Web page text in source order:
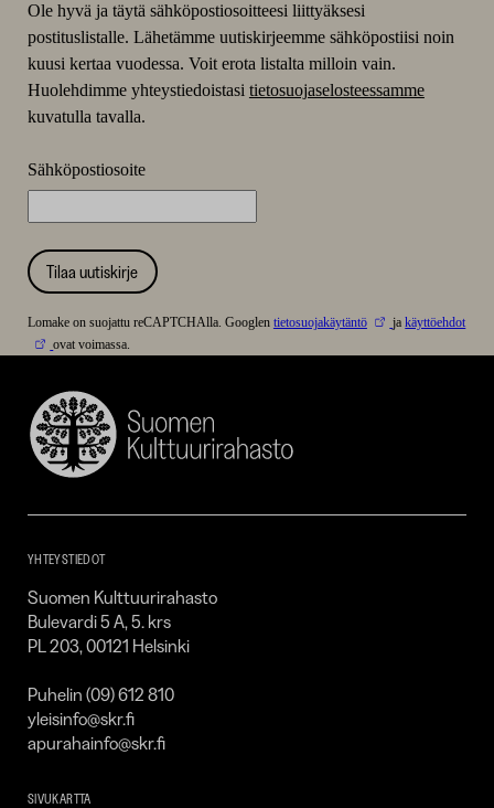
Ole hyvä ja täytä sähköpostiosoitteesi liittyäksesi
postituslistalle. Lähetämme uutiskirjeemme sähköpostiisi noin
kuusi kertaa vuodessa. Voit erota listalta milloin vain.
Huolehdimme yhteystiedoistasi tietosuojaselosteessamme
kuvatulla tavalla.
Sähköpostiosoite
Tilaa uutiskirje
Lomake on suojattu reCAPTCHAlla. Googlen tietosuojakäytäntö jakäyttöehdot
ovat voimassa.
Suomen
Kulttuurirahasto
YHTEYSTIEDOT
Suomen Kulttuurirahasto
Bulevardi 5 A, 5. krs
PL 203, 00121 Helsinki
Puhelin (09) 612 810
yleisinfo@skr.fi
apurahainfo@skr.fi
SIVUKARTTA